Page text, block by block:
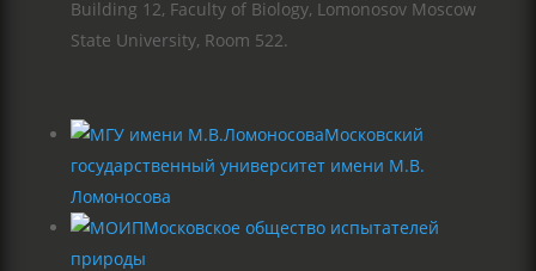
Building 12, Faculty of Biology, Lomonosov Moscow
State University, Room 522.
Московский
государственный университет имени М.В.
Ломоносова
Московское общество испытателей
природы